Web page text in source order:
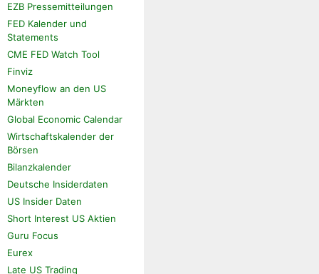
EZB Pressemitteilungen
FED Kalender und
Statements
CME FED Watch Tool
Finviz
Moneyflow an den US
Märkten
Global Economic Calendar
Wirtschaftskalender der
Börsen
Bilanzkalender
Deutsche Insiderdaten
US Insider Daten
Short Interest US Aktien
Guru Focus
Eurex
Late US Trading